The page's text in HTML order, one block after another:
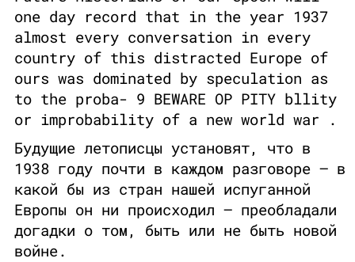
one day record that in the year 1937
almost every conversation in every
country of this distracted Europe of
ours was dominated by speculation as
to the proba- 9 BEWARE OP PITY bllity
or improbability of a new world war .
Будущие летописцы установят, что в
1938 году почти в каждом разговоре — в
какой бы из стран нашей испуганной
Европы он ни происходил — преобладали
догадки о том, быть или не быть новой
войне.